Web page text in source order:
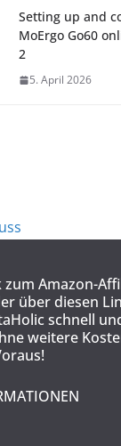
Setting up and
MoErgo Go60
2
5. April 2026
Amazon-
über diesen
schnell
weitere